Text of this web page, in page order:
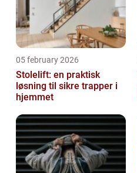
05 february 2026
Stolelift: en praktisk
løsning til sikre trapper i
hjemmet